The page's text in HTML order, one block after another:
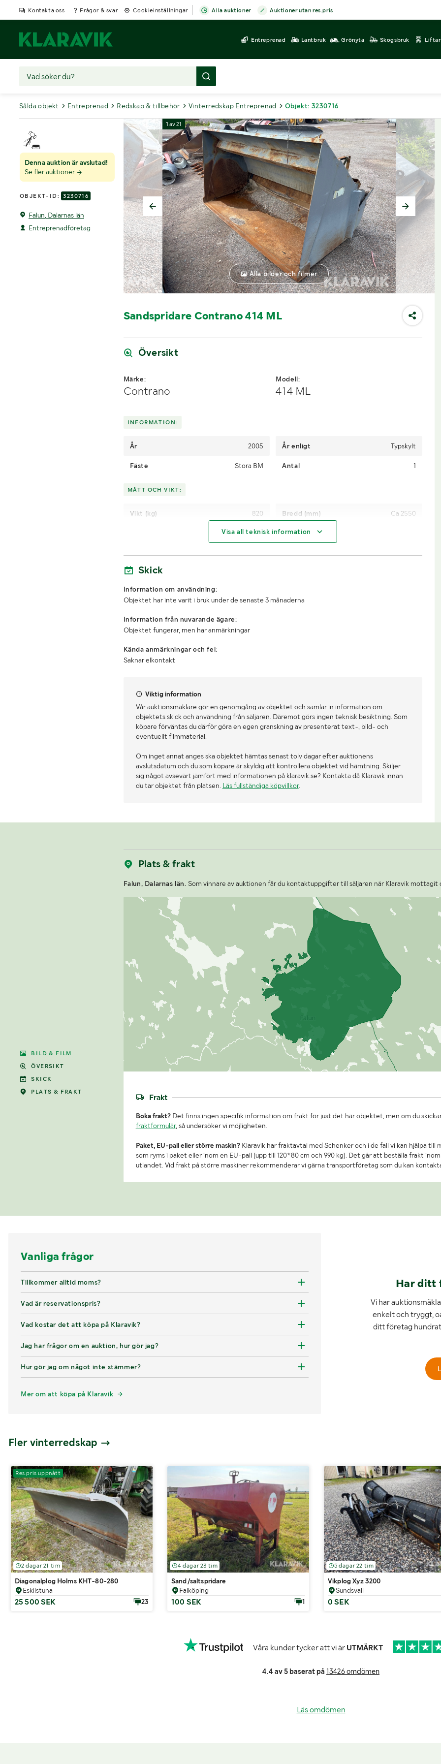
Kontakta oss Frågor & svar Cookieinställningar Alla auktioner Auktioner utan res.pris
Entreprenad Lantbruk Grönyta Skogsbruk Liftar
Sålda objekt Entreprenad Redskap & tillbehör Vinterredskap Entreprenad Objekt: 3230716
Denna auktion är avslutad!
Se fler auktioner
OBJEKT-ID: 3230716
Falun, Dalarnas län
Entreprenadföretag
BILD & FILM
ÖVERSIKT
SKICK
PLATS & FRAKT
1 av21
Alla bilder och filmer
Sandspridare Contrano 414 ML
Översikt
Märke:
Contrano
Modell:
414 ML
INFORMATION:
År 2005 År enligt Typskylt
Fäste Stora BM Antal 1
MÅTT OCH VIKT:
Vikt (kg) 820 Bredd (mm) Ca 2550
Ca 1420 Djup (mm)
Övriga
Visa all teknisk information
Skick
Information om användning:
Objektet har inte varit i bruk under de senaste 3 månaderna
Information från nuvarande ägare:
Objektet fungerar, men har anmärkningar
Kända anmärkningar och fel:
Saknar elkontakt
Viktig information
Vår auktionsmäklare gör en genomgång av objektet och samlar in information om
objektets skick och användning från säljaren. Däremot görs ingen teknisk besiktning. Som
köpare förväntas du därför göra en egen granskning av presenterat text-, bild- och
eventuellt filmmaterial.
Om inget annat anges ska objektet hämtas senast tolv dagar efter auktionens
avslutsdatum och du som köpare är skyldig att kontrollera objektet vid hämtning. Skiljer
sig något avsevärt jämfört med informationen på klaravik.se? Kontakta då Klaravik innan
du tar objektet från platsen. Läs fullständiga köpvillkor.
Plats & frakt
Falun, Dalarnas län. Som vinnare av auktionen får du kontaktuppgifter till säljaren när Klaravik mottagit
Frakt
Boka frakt?Det finns ingen specifik information om frakt för just det här objektet, men om du
fraktformulär, så undersöker vi möjligheten.
Paket, EU-pall eller större maskin?Klaravik har fraktavtal med Schenker och i de fall vi kan hjälpa till
som ryms i paket eller inom en EU-pall (upp till 120*80 cm och 990 kg). Det går att beställa frakt
utlandet. Vid frakt på större maskiner rekommenderar vi gärna transportföretag som du kan
Vanliga frågor
Tillkommer alltid moms?
Vad är reservationspris?
Vad kostar det att köpa på Klaravik?
Jag har frågor om en auktion, hur gör jag?
Hur gör jag om något inte stämmer?
Mer om att köpa på Klaravik
Har ditt
Vi har
enkelt och tryggt,
ditt företag
Fler vinterredskap
Res.pris uppnått
2 dagar 21 tim
Diagonalplog Holms KHT-80-280
Eskilstuna
25 500 SEK 23
4 dagar 23 tim
Sand/saltspridare
Falköping
100 SEK 1
5 dagar 22 tim
Vikplog Xyz 3200
Sundsvall
0 SEK
Våra kunder tycker att vi är UTMÄRKT
4.4 av 5 baserat på 13426 omdömen
Läs omdömen